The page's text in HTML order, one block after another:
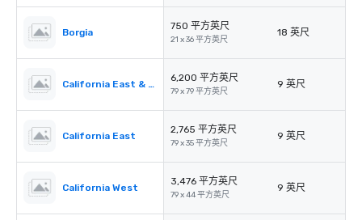
Borgia
750 平方英尺
21 x 36 平方英尺
18 英尺
California East & West
6,200 平方英尺
79 x 79 平方英尺
9 英尺
California East
2,765 平方英尺
79 x 35 平方英尺
9 英尺
California West
3,476 平方英尺
79 x 44 平方英尺
9 英尺